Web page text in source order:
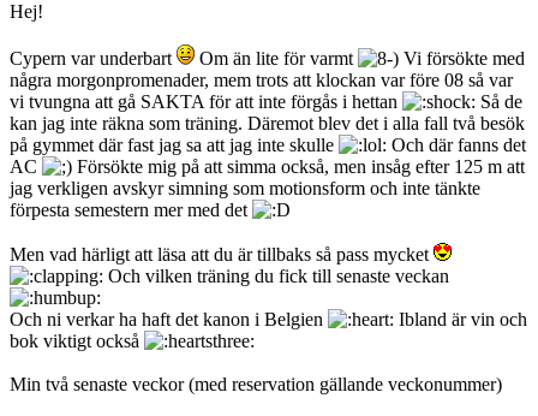
Hej!
Cypern var underbart Om än lite för varmt
Vi försökte med
några morgonpromenader, mem trots att klockan var före 08 så var
vi tvungna att gå SAKTA för att inte förgås i hettan
Så de
kan jag inte räkna som träning. Däremot blev det i alla fall två besök
på gymmet där fast jag sa att jag inte skulle
Och där fanns det
AC
Försökte mig på att simma också, men insåg efter 125 m att
jag verkligen avskyr simning som motionsform och inte tänkte
förpesta semestern mer med det
Men vad härligt att läsa att du är tillbaks så pass mycket
Och vilken träning du fick till senaste veckan
Och ni verkar ha haft det kanon i Belgien
Ibland är vin och
bok viktigt också
Min två senaste veckor (med reservation gällande veckonummer)